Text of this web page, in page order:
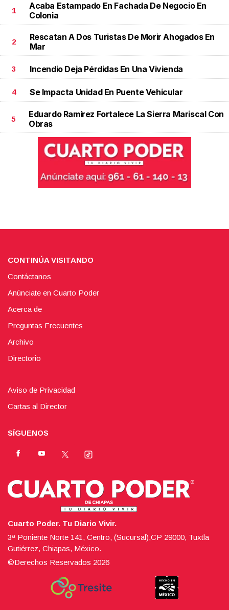
1
Acaba Estampado En Fachada De Negocio En
Colonia
2
Rescatan A Dos Turistas De Morir Ahogados En
Mar
3 Incendio Deja Pérdidas En Una Vivienda
4 Se Impacta Unidad En Puente Vehicular
5
Eduardo Ramírez Fortalece La Sierra Mariscal Con
Obras
CONTINÚA VISITANDO
Contáctanos
Anúnciate en Cuarto Poder
Acerca de
Preguntas Frecuentes
Archivo
Directorio
Aviso de Privacidad
Cartas al Director
SÍGUENOS
Cuarto Poder. Tu Diario Vivir.
3ª Poniente Norte 141, Centro, (Sucursal),CP 29000, Tuxtla
Gutiérrez, Chiapas, México.
©Derechos Reservados 2026